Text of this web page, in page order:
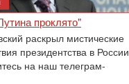
проклято"
раскрыл мистические
президентства в России
на наш телеграм-